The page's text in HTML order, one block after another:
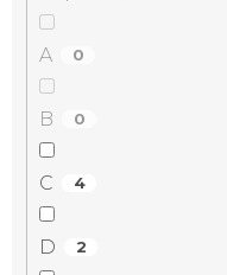
A 0
B 0
C 4
D 2